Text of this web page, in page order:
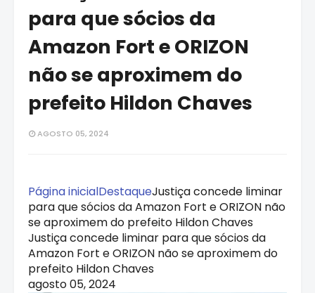
para que sócios da
Amazon Fort e ORIZON
não se aproximem do
prefeito Hildon Chaves
AGOSTO 05, 2024
Página inicialDestaqueJustiça concede liminar
para que sócios da Amazon Fort e ORIZON não
se aproximem do prefeito Hildon Chaves
Justiça concede liminar para que sócios da
Amazon Fort e ORIZON não se aproximem do
prefeito Hildon Chaves
agosto 05, 2024